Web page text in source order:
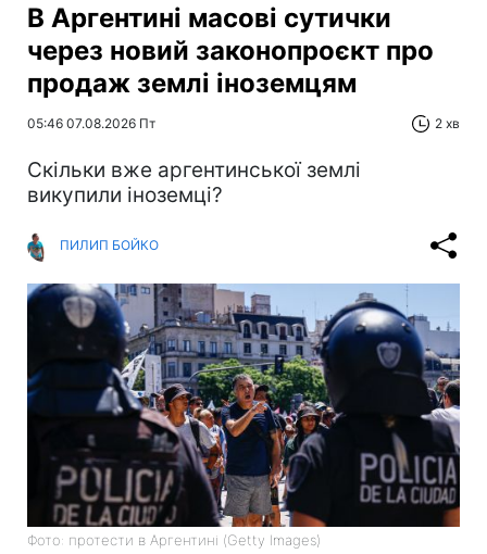
В Аргентині масові сутички
через новий законопроєкт про
продаж землі іноземцям
05:46 07.08.2026 Пт 2 хв
Скільки вже аргентинської землі
викупили іноземці?
ПИЛИП БОЙКО
Фото: протести в Аргентині (Getty Images)